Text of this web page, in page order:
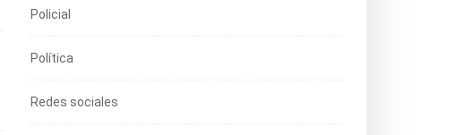
Policial
Política
Redes sociales